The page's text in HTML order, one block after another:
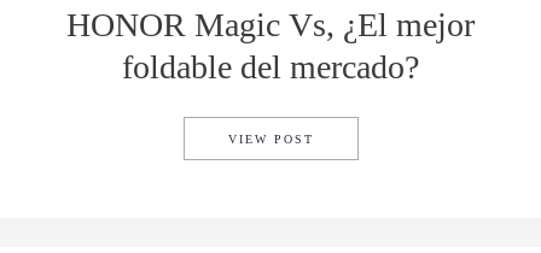
HONOR Magic Vs, ¿El mejor
foldable del mercado?
VIEW POST